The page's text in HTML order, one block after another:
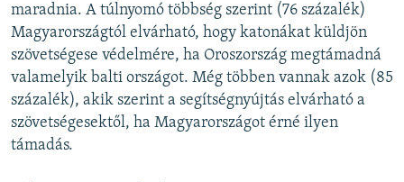
maradnia. A túlnyomó többség szerint (76 százalék)
Magyarországtól elvárható, hogy katonákat küldjön
szövetségese védelmére, ha Oroszország megtámadná
valamelyik balti országot. Még többen vannak azok (85
százalék), akik szerint a segítségnyújtás elvárható a
szövetségesektől, ha Magyarországot érné ilyen
támadás.